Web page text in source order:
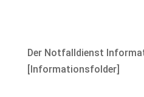
Der Notfalldienst
[Informationsfolder]